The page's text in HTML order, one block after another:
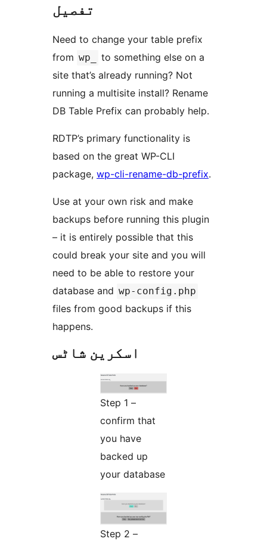
تفصیل
Need to change your table prefix
from wp_
to something else on a
site that’s already running? Not
running a multisite install? Rename
DB Table Prefix can probably help.
RDTP’s primary functionality is
based on the great WP-CLI
package, wp-cli-rename-db-prefix.
Use at your own risk and make
backups before running this plugin
– it is entirely possible that this
could break your site and you will
need to be able to restore your
database and wp-config.php
files from good backups if this
happens.
اسکرین شاٹس
Step 1 –
confirm that
you have
backed up
your database
Step 2 –